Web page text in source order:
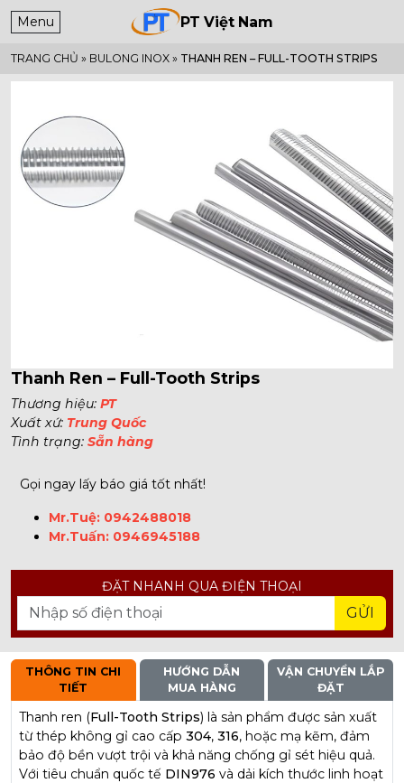
Menu PT Việt Nam
TRANG CHỦ » BULONG INOX » THANH REN – FULL-TOOTH STRIPS
Thanh Ren – Full-Tooth Strips
Thương hiệu: PT
Xuất xứ: Trung Quốc
Tình trạng: Sẵn hàng
Gọi ngay lấy báo giá tốt nhất!
Mr.Tuệ: 0942488018
Mr.Tuấn: 0946945188
ĐẶT NHANH QUA ĐIỆN THOẠI
GỬI
THÔNG TIN CHI
TIẾT
HƯỚNG DẪN
MUA HÀNG
VẬN CHUYỂN LẮP
ĐẶT
Thanh ren (Full-Tooth Strips) là sản phẩm được sản xuất
từ thép không gỉ cao cấp 304, 316, hoặc mạ kẽm, đảm
bảo độ bền vượt trội và khả năng chống gỉ sét hiệu quả.
Với tiêu chuẩn quốc tế DIN976 và dải kích thước linh hoạt